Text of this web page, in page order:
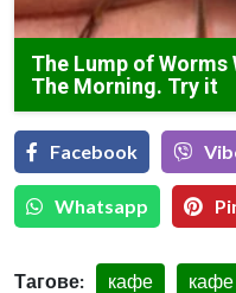
The Lump of Worms
The Morning. Try it
Facebook
Whatsapp
Тагове: кафе кафе